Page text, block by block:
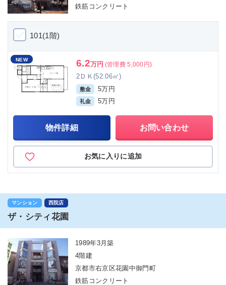
鉄筋コンクリート
101(1階)
NEW 6.2万円 (管理費 5,000円)
2ＤＫ(52.06㎡)
敷金 5万円
礼金 5万円
物件詳細 お問い合わせ
お気に入りに追加
マンション 西院店
ザ・シティ花園
1989年3月築
4階建
京都市右京区花園中御門町
鉄筋コンクリート